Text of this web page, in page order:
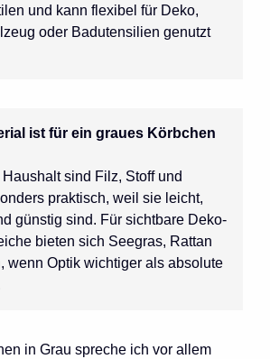
und kann flexibel für Deko,
oder Badutensilien genutzt
ist für ein graues Körbchen
sind Filz, Stoff und
praktisch, weil sie leicht,
günstig sind. Für sichtbare Deko-
bieten sich Seegras, Rattan
wenn Optik wichtiger als absolute
in Grau spreche ich vor allem